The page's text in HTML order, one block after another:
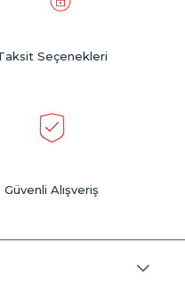
Seçenekleri
Güvenli Alışveriş